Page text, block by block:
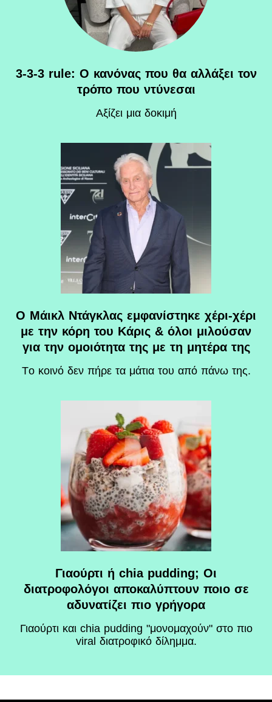
3-3-3 rule: Ο κανόνας που θα αλλάξει τον
τρόπο που ντύνεσαι
Αξίζει μια δοκιμή
Ο Μάικλ Ντάγκλας εμφανίστηκε χέρι-χέρι
με την κόρη του Κάρις & όλοι μιλούσαν
για την ομοιότητα της με τη μητέρα της
Tο κοινό δεν πήρε τα μάτια του από πάνω της.
Γιαούρτι ή chia pudding; Οι
διατροφολόγοι αποκαλύπτουν ποιο σε
αδυνατίζει πιο γρήγορα
Γιαούρτι και chia pudding "μονομαχούν" στο πιο
viral διατροφικό δίλημμα.